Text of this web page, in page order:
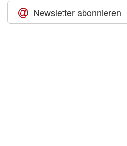
Newsletter abonnieren